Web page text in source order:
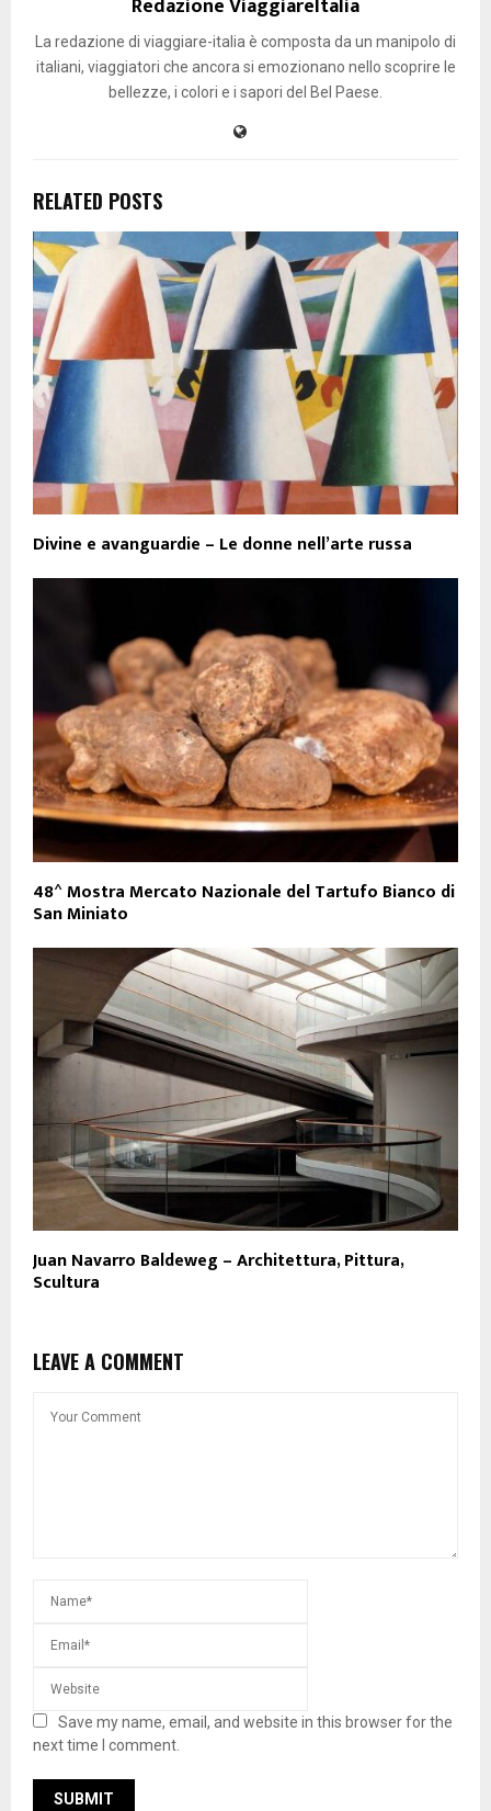
La redazione di viaggiare-italia è composta da un manipolo di
italiani, viaggiatori che ancora si emozionano nello scoprire le
bellezze, i colori e i sapori del Bel Paese.
RELATED POSTS
Divine e avanguardie – Le donne nell’arte russa
48^ Mostra Mercato Nazionale del Tartufo Bianco di
San Miniato
Juan Navarro Baldeweg – Architettura, Pittura,
Scultura
LEAVE A COMMENT
Save my name, email, and website in this browser for the
next time I comment.